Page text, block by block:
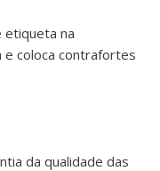
etiqueta na
e coloca contrafortes
da qualidade das